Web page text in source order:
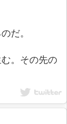
だ。
。その先の